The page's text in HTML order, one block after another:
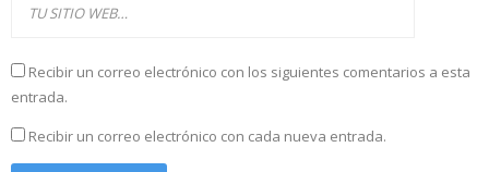
Recibir un correo electrónico con los siguientes comentarios a esta
entrada.
Recibir un correo electrónico con cada nueva entrada.